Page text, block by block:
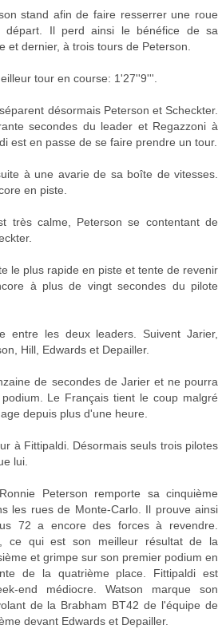
stand afin de faire resserrer une roue
Il perd ainsi le bénéfice de sa
et dernier, à trois tours de Peterson.
tour en course: 1'27''9'''.
désormais Peterson et Scheckter.
secondes du leader et Regazzoni à
est en passe de se faire prendre un tour.
à une avarie de sa boîte de vitesses.
en piste.
très calme, Peterson se contentant de
le plus rapide en piste et tente de revenir
à plus de vingt secondes du pilote
entre les deux leaders. Suivent Jarier,
Hill, Edwards et Depailler.
de secondes de Jarier et ne pourra
Le Français tient le coup malgré
depuis plus d'une heure.
à Fittipaldi. Désormais seuls trois pilotes
lui.
Peterson remporte sa cinquième
les rues de Monte-Carlo. Il prouve ainsi
72 a encore des forces à revendre.
ce qui est son meilleur résultat de la
et grimpe sur son premier podium en
de la quatrième place. Fittipaldi est
end médiocre. Watson marque son
de la Brabham BT42 de l'équipe de
devant Edwards et Depailler.